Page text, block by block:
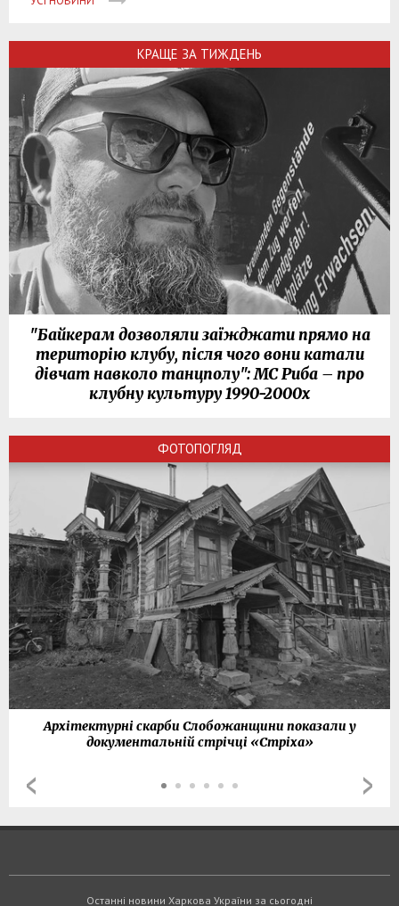
КРАЩЕ ЗА ТИЖДЕНЬ
"Байкерам дозволяли заїжджати прямо на
територію клубу, після чого вони катали
дівчат навколо танцполу": МС Риба – про
клубну культуру 1990-2000х
ФОТОПОГЛЯД
Архітектурні скарби Слобожанщини показали у
документальній стрічці «Стріха»
Останні новини Харкова України за сьогодні